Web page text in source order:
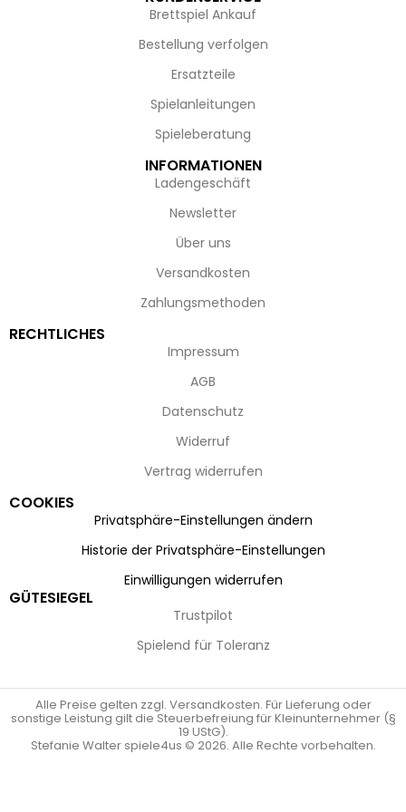
Brettspiel Ankauf
Bestellung verfolgen
Ersatzteile
Spielanleitungen
Spieleberatung
INFORMATIONEN
Ladengeschäft
Newsletter
Über uns
Versandkosten
Zahlungsmethoden
RECHTLICHES
Impressum
AGB
Datenschutz
Widerruf
Vertrag widerrufen
COOKIES
Privatsphäre-Einstellungen ändern
Historie der Privatsphäre-Einstellungen
Einwilligungen widerrufen
GÜTESIEGEL
Trustpilot
Spielend für Toleranz
Alle Preise gelten zzgl. Versandkosten. Für Lieferung oder
sonstige Leistung gilt die Steuerbefreiung für Kleinunternehmer (§
19 UStG).
Stefanie Walter spiele4us © 2026. Alle Rechte vorbehalten.